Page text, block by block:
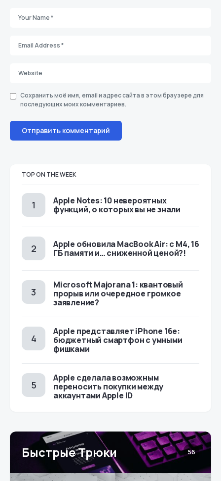
Сохранить моё имя, email и адрес сайта в этом браузере для
последующих моих комментариев.
TOP ON THE WEEK
Apple Notes: 10 невероятных
функций, о которых вы не знали
Apple обновила MacBook Air: с M4, 16
ГБ памяти и… сниженной ценой?!
Microsoft Majorana 1: квантовый
прорыв или очередное громкое
заявление?
Apple представляет iPhone 16e:
бюджетный смартфон с умными
фишками
Apple сделала возможным
переносить покупки между
аккаунтами Apple ID
Быстрые Трюки 56